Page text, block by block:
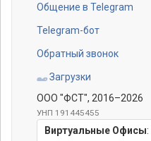
Общение в Telegram
Telegram-бот
Обратный звонок
Загрузки
ООО "ФСТ", 2016–2026
УНП 191445455
Виртуальные Офисы: